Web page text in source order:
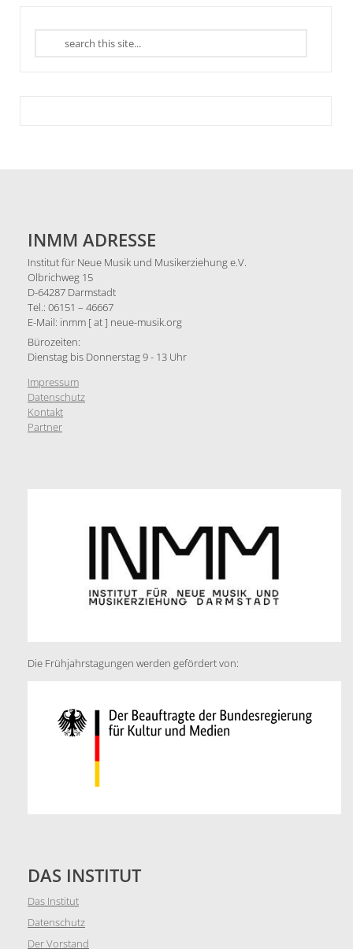
INMM ADRESSE
Institut für Neue Musik und Musikerziehung e.V.
Olbrichweg 15
D-64287 Darmstadt
Tel.: 06151 – 46667
E-Mail: inmm [ at ] neue-musik.org
Bürozeiten:
Dienstag bis Donnerstag 9 - 13 Uhr
Impressum
Datenschutz
Kontakt
Partner
Die Frühjahrstagungen werden gefördert von:
DAS INSTITUT
Das Institut
Datenschutz
Der Vorstand